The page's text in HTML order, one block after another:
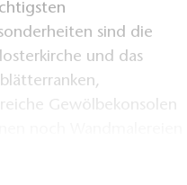
sind die
und das
Gewölbekonsolen
noch Wandmalereien